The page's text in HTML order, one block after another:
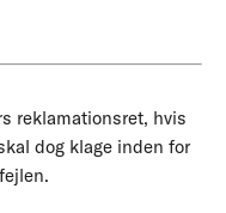
reklamationsret, hvis
dog klage inden for